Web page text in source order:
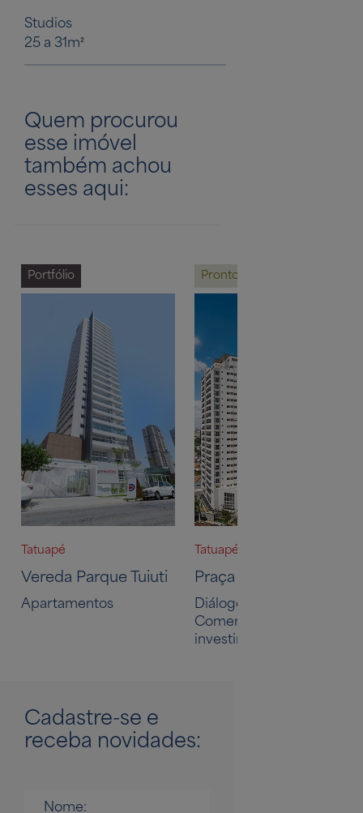
Studios
25 a 31m²
Quem procurou
esse imóvel
também achou
esses aqui:
Portfólio
Tatuapé
Vereda Parque Tuiuti
Apartamentos
Pronto para investir
Tatuapé
Praça Tatuapé Mall
Diálogo Mall,
Comerciais, Para
investir
Cadastre-se e
receba novidades:
Nome: